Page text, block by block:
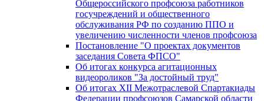
Общероссийского профсоюза работников
госучреждений и общественного
обслуживания РФ по созданию ППО и
увеличению численности членов профсоюза
Постановление "О проектах документов
заседания Совета ФПСО"
Об итогах конкурса агитационных
видеороликов "За достойный труд"
Об итогах XII Межотраслевой Спартакиады
Федерации профсоюзов Самарской области